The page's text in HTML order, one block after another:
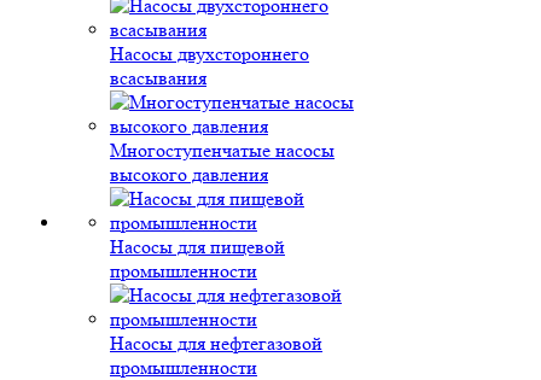
Насосы двухстороннего
всасывания
Многоступенчатые насосы
высокого давления
Насосы для пищевой
промышленности
Насосы для нефтегазовой
промышленности